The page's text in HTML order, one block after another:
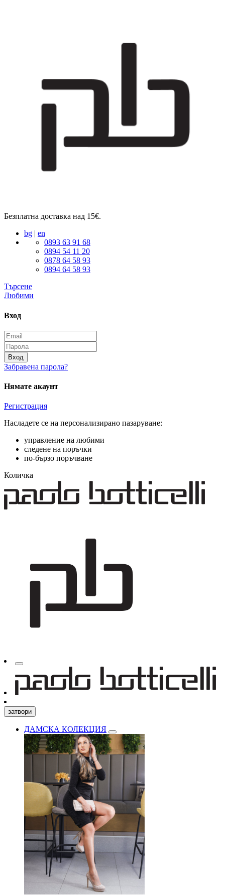
Безплатна доставка над 15€.
bg | en
0893 63 91 68
0894 54 11 20
0878 64 58 93
0894 64 58 93
Търсене
Любими
Вход
Вход
Забравена парола?
Нямате акаунт
Регистрация
Насладете се на персонализирано пазаруване:
управление на любими
следене на поръчки
по-бързо поръчване
Количка
затвори
ДАМСКА КОЛЕКЦИЯ